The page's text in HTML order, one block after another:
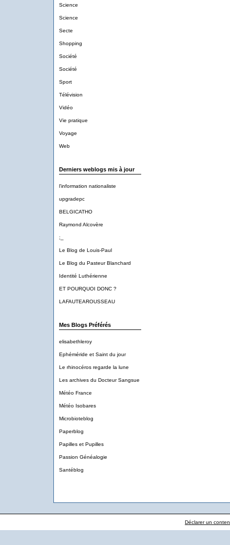
Science
Science
Secte
Shopping
Société
Société
Sport
Télévision
Vidéo
Vie pratique
Voyage
Web
Derniers weblogs mis à jour
l'information nationaliste
upgradepc
BELGICATHO
Raymond Alcovère
;_
Le Blog de Louis-Paul
Le Blog du Pasteur Blanchard
Identité Luthérienne
ET POURQUOI DONC ?
LAFAUTEAROUSSEAU
Mes Blogs Préférés
elisabethleroy
Ephéméride et Saint du jour
Le rhinocéros regarde la lune
Les archives du Docteur Sangsue
Météo France
Météo Isobares
Microbioteblog
Paperblog
Papilles et Pupilles
Passion Généalogie
Santéblog
Déclarer un